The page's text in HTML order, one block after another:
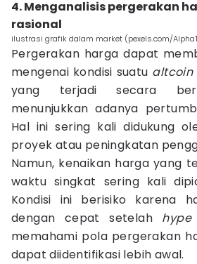
4. Menganalisis pergerakan
rasional
ilustrasi grafik dalam market (pexels.com/
Pergerakan harga dapat
mengenai kondisi suatu altcoin
yang terjadi secara
menunjukkan adanya
Hal ini sering kali didukung
proyek atau peningkatan
Namun, kenaikan harga yang
waktu singkat sering kali
Kondisi ini berisiko karena
dengan cepat setelah hype
memahami pola pergerakan
dapat diidentifikasi lebih awal.